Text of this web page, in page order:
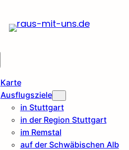
Karte
Ausflugsziele
in Stuttgart
in der Region Stuttgart
im Remstal
auf der Schwäbischen Alb